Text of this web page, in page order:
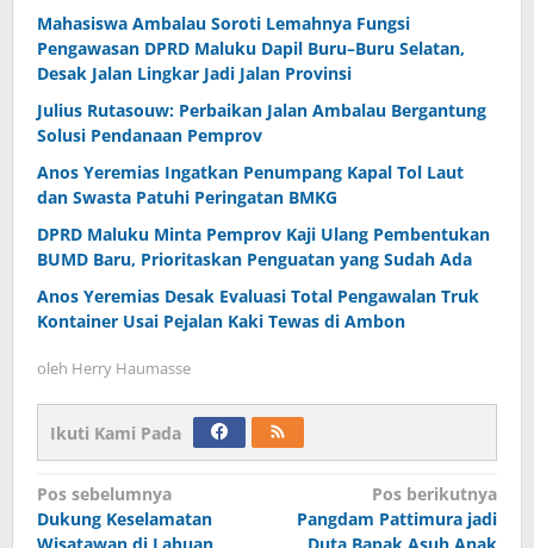
Mahasiswa Ambalau Soroti Lemahnya Fungsi
Pengawasan DPRD Maluku Dapil Buru–Buru Selatan,
Desak Jalan Lingkar Jadi Jalan Provinsi
Julius Rutasouw: Perbaikan Jalan Ambalau Bergantung
Solusi Pendanaan Pemprov
Anos Yeremias Ingatkan Penumpang Kapal Tol Laut
dan Swasta Patuhi Peringatan BMKG
DPRD Maluku Minta Pemprov Kaji Ulang Pembentukan
BUMD Baru, Prioritaskan Penguatan yang Sudah Ada
Anos Yeremias Desak Evaluasi Total Pengawalan Truk
Kontainer Usai Pejalan Kaki Tewas di Ambon
oleh Herry Haumasse
Ikuti Kami Pada
Navigasi
pos
Pos sebelumnya
Dukung Keselamatan
Pos berikutnya
Pangdam Pattimura jadi